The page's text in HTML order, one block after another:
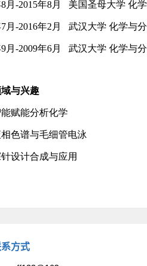
方式